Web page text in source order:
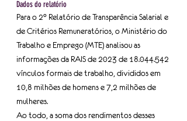
Dados do relatório
Para o 2° Relatório de Transparência Salarial e
de Critérios Remuneratórios, o Ministério do
Trabalho e Emprego (MTE) analisou as
informações da RAIS de 2023 de 18.044.542
vínculos formais de trabalho, divididos em
10,8 milhões de homens e 7,2 milhões de
mulheres.
Ao todo, a soma dos rendimentos desses